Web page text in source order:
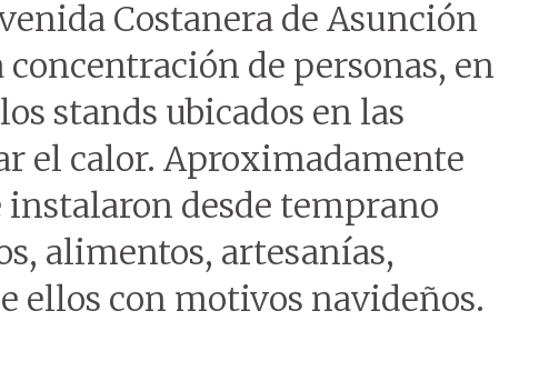
Costanera de Asunción
de personas, en
stands ubicados en las
el calor. Aproximadamente
instalaron desde temprano
alimentos, artesanías,
ellos con motivos navideños.